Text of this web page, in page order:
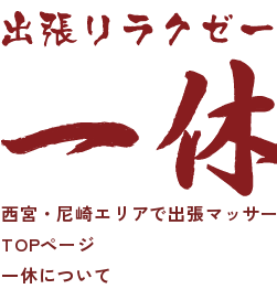
西宮・尼崎エリアで出張マッサ
TOPページ
一休について